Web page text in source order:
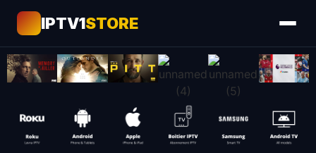
IPTV1STORE